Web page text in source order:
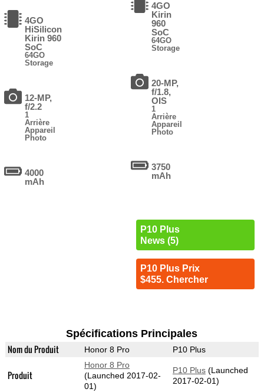
4GO
HiSilicon
Kirin 960
SoC
64GO
Storage
12-MP,
f/2.2
1
Arrière
Appareil
Photo
4000
mAh
4GO
Kirin
960
SoC
64GO
Storage
20-MP,
f/1.8,
OIS
1
Arrière
Appareil
Photo
3750
mAh
P10 Plus
News (5)
P10 Plus Prix
$455. Chercher
Spécifications Principales
Nom du Produit Honor 8 Pro P10 Plus
Produit
Honor 8 Pro
(Launched 2017-02-
01)
P10 Plus(Launched
2017-02-01)